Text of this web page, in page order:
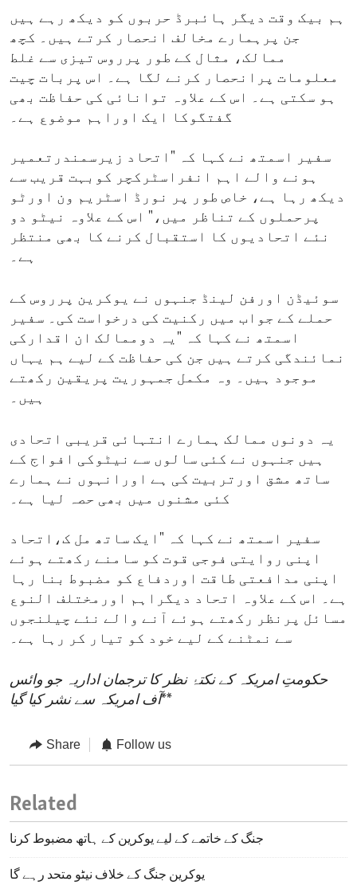
ہم بیک وقت دیگر ہائبرڈ حربوں کو دیکھ رہے ہیں
جن پرہمارے مخالف انحصار کرتے ہیں۔ کچھ
ممالک، مثال کے طور پرروس تیزی سے غلط
معلومات پرانحصار کرنے لگا ہے۔ اس پربات چیت
ہو سکتی ہے۔ اس کے علاوہ توانائی کی حفاظت بھی
گفتگوکا ایک اوراہم موضوع ہے۔
سفیر اسمتھ نے کہا کہ "اتحاد زیرسمندرتعمیر
ہونے والے اہم انفراسٹرکچر کوبہت قریب سے
دیکھ رہا ہے، خاص طور پر نورڈ اسٹریم ون اورٹو
پرحملوں کے تناظر میں،" اس کے علاوہ نیٹو دو
نئے اتحادیوں کا استقبال کرنے کا بھی منتظر
ہے۔
سوئیڈن اورفن لینڈ جنہوں نے یوکرین پرروس کے
حملے کے جواب میں رکنیت کی درخواست کی۔ سفیر
اسمتھ نے کہا کہ "یہ دوممالک ان اقدارکی
نمائندگی کرتے ہیں جن کی حفاظت کے لیے ہم یہاں
موجود ہیں۔ وہ مکمل جمہوریت پریقین رکھتے
ہیں۔
یہ دونوں ممالک ہمارے انتہائی قریبی اتحادی
ہیں جنہوں نے کئی سالوں سے نیٹوکی افواج کے
ساتھ مشق اورتربیت کی ہے اورانہوں نے ہمارے
کئی مشنوں میں بھی حصہ لیا ہے۔
سفیر اسمتھ نے کہا کہ "ایک ساتھ مل ک،اتحاد
اپنی روایتی فوجی قوت کو سامنے رکھتے ہوئے
اپنی مدافعتی طاقت اوردفاع کو مضبوط بنا رہا
ہے۔ اس کے علاوہ اتحاد دیگراہم اورمختلف النوع
مسائل پرنظر رکھتے ہوئے آنے والے نئے چیلنجوں
سے نمٹنے کے لیے خود کو تیار کر رہا ہے۔
حکومتِ امریکہ کے نکتۂ نظر کا ترجمان اداریہ جو وائس
آف امریکہ سے نشر کیا گیا**
Share Follow us
Related
جنگ کے خاتمے کے لیے یوکرین کے ہاتھ مضبوط کرنا
یوکرین جنگ کے خلاف نیٹو متحد رہے گا